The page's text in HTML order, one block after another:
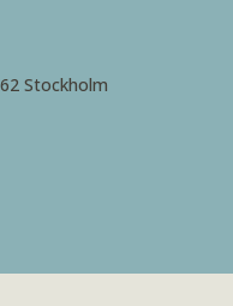
Stockholm